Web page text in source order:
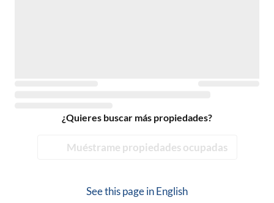
¿Quieres buscar más propiedades?
Muéstrame propiedades ocupadas
See this page inEnglish